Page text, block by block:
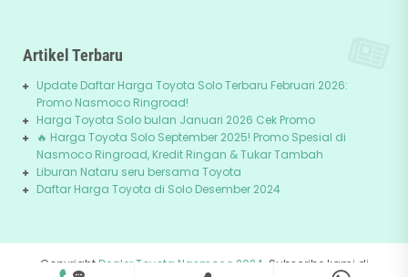
082135707557 +62-81229745678
Artikel Terbaru
Update Daftar Harga Toyota Solo Terbaru Februari 2026:
Promo Nasmoco Ringroad!
Harga Toyota Solo bulan Januari 2026 Cek Promo
🔥 Harga Toyota Solo September 2025! Promo Spesial di
Nasmoco Ringroad, Kredit Ringan & Tukar Tambah
Liburan Nataru seru bersama Toyota
Daftar Harga Toyota di Solo Desember 2024
CopyrightDealer Toyota Nasmoco 2024 . Subscribe kami di